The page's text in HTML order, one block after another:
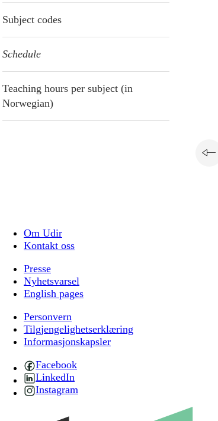
Subject codes
Schedule
Teaching hours per subject (in
Norwegian)
Om Udir
Kontakt oss
Presse
Nyhetsvarsel
English pages
Personvern
Tilgjengelighetserklæring
Informasjonskapsler
Facebook
LinkedIn
Instagram